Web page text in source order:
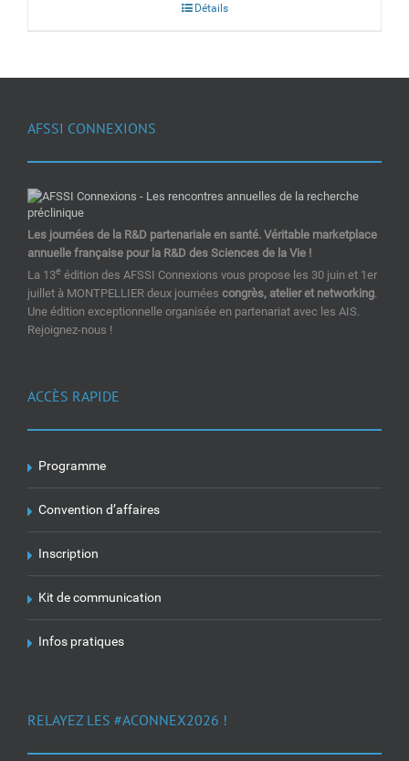
Détails
AFSSI CONNEXIONS
Les journées de la R&D partenariale en santé. Véritable marketplace
annuelle française pour la R&D des Sciences de la Vie !
La 13e édition des AFSSI Connexions vous propose les 30 juin et 1er
juillet à MONTPELLIER deux journées congrès, atelier et networking.
Une édition exceptionnelle organisée en partenariat avec les AIS.
Rejoignez-nous !
ACCÈS RAPIDE
Programme
Convention d’affaires
Inscription
Kit de communication
Infos pratiques
RELAYEZ LES #ACONNEX2026 !